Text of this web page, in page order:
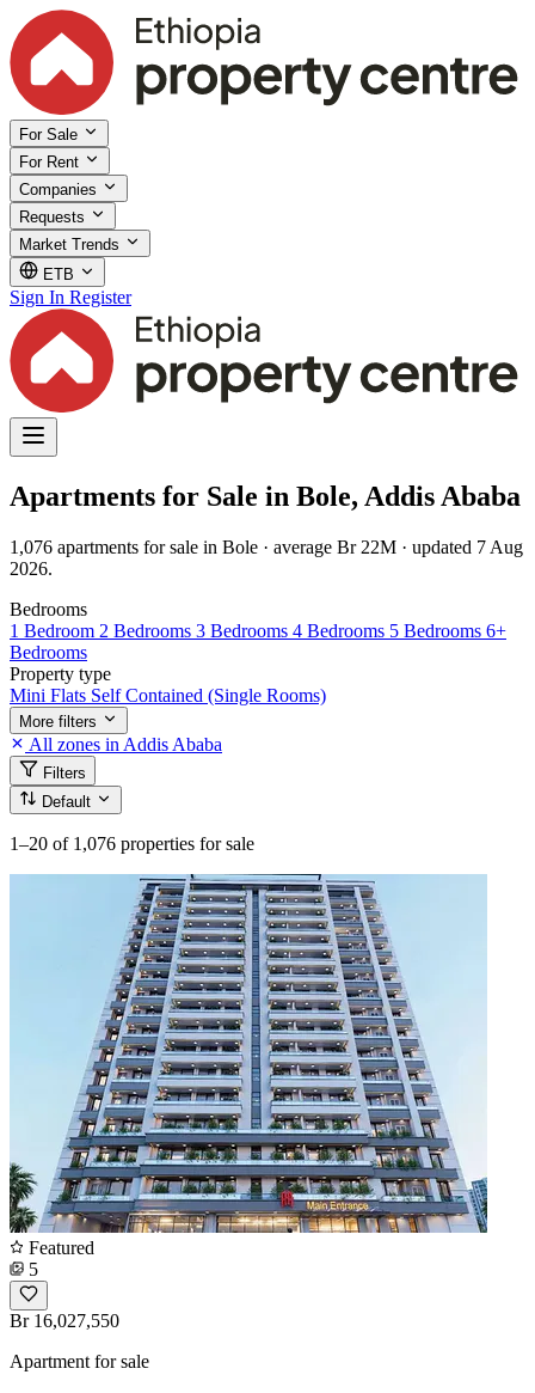
For Sale
For Rent
Companies
Requests
Market Trends
ETB
Sign In Register
Apartments for Sale in Bole, Addis Ababa
1,076 apartments for sale in Bole · average Br 22M · updated 7 Aug
2026.
Bedrooms
1 Bedroom 2 Bedrooms 3 Bedrooms 4 Bedrooms 5 Bedrooms 6+
Bedrooms
Property type
Mini Flats Self Contained (Single Rooms)
More filters
All zones in Addis Ababa
Filters
Default
1–20 of 1,076 properties for sale
Featured
5
Br 16,027,550
Apartment for sale